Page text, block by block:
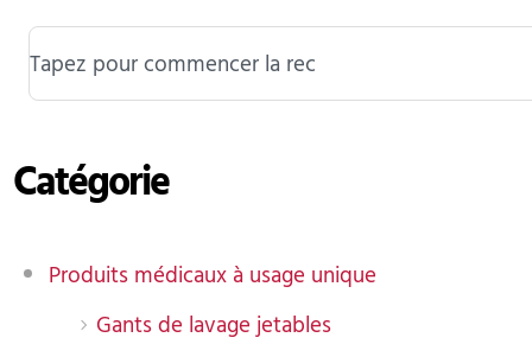
Rechercher
Catégorie
Produits médicaux à usage unique
Gants de lavage jetables